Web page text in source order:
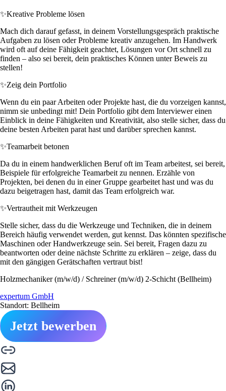
✨Kreative Probleme lösen
Mach dich darauf gefasst, in deinem Vorstellungsgespräch praktische
Aufgaben zu lösen oder Probleme kreativ anzugehen. Im Handwerk
wird oft auf deine Fähigkeit geachtet, Lösungen vor Ort schnell zu
finden – also sei bereit, dein praktisches Können unter Beweis zu
stellen!
✨Zeig dein Portfolio
Wenn du ein paar Arbeiten oder Projekte hast, die du vorzeigen kannst,
nimm sie unbedingt mit! Dein Portfolio gibt dem Interviewer einen
Einblick in deine Fähigkeiten und Kreativität, also stelle sicher, dass du
deine besten Arbeiten parat hast und darüber sprechen kannst.
✨Teamarbeit betonen
Da du in einem handwerklichen Beruf oft im Team arbeitest, sei bereit,
Beispiele für erfolgreiche Teamarbeit zu nennen. Erzähle von
Projekten, bei denen du in einer Gruppe gearbeitet hast und was du
dazu beigetragen hast, damit das Team erfolgreich war.
✨Vertrautheit mit Werkzeugen
Stelle sicher, dass du die Werkzeuge und Techniken, die in deinem
Bereich häufig verwendet werden, gut kennst. Das könnten spezifische
Maschinen oder Handwerkzeuge sein. Sei bereit, Fragen dazu zu
beantworten oder deine nächste Schritte zu erklären – zeige, dass du
mit den gängigen Gerätschaften vertraut bist!
Holzmechaniker (m/w/d) / Schreiner (m/w/d) 2-Schicht (Bellheim)
expertum GmbH
Standort: Bellheim
Jetzt bewerben